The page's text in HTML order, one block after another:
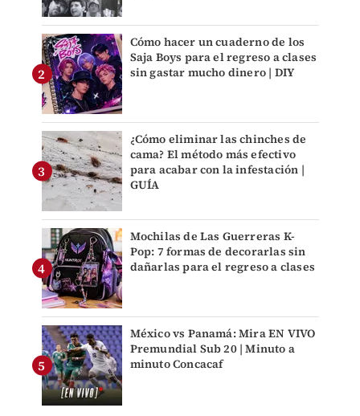
Cómo hacer un cuaderno de los
Saja Boys para el regreso a clases
sin gastar mucho dinero | DIY
¿Cómo eliminar las chinches de
cama? El método más efectivo
para acabar con la infestación |
GUÍA
Mochilas de Las Guerreras K-
Pop: 7 formas de decorarlas sin
dañarlas para el regreso a clases
México vs Panamá: Mira EN VIVO
Premundial Sub 20 | Minuto a
minuto Concacaf